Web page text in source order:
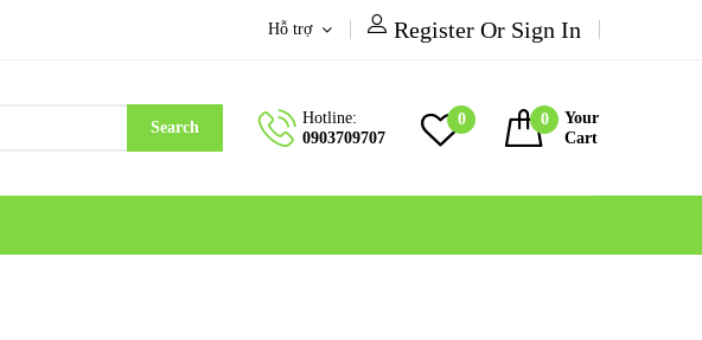
Hỗ trợ Register Or Sign In
Search
Hotline:
0903709707
0 0
Your
Cart